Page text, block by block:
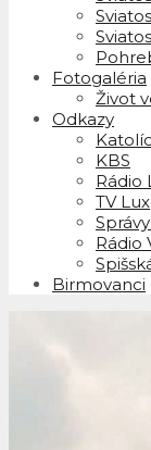
Fotogaléria
Život
Odkazy
KBS
Rádio
TV Lux
Rádio
Birmovanci